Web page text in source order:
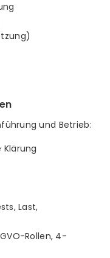
und Betrieb:
Last,
Rollen, 4-